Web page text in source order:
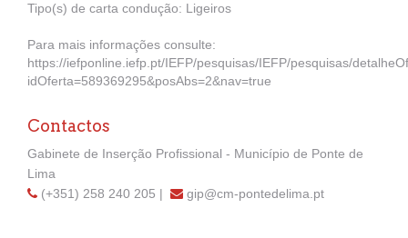
Tipo(s) de carta condução: Ligeiros
Para mais informações consulte:
https://iefponline.iefp.pt/IEFP/pesquisas/IEFP/pesquisas/
idOferta=589369295&posAbs=2&nav=true
Contactos
Gabinete de Inserção Profissional - Município de Ponte de
Lima
(+351) 258 240 205 | gip@cm-pontedelima.pt